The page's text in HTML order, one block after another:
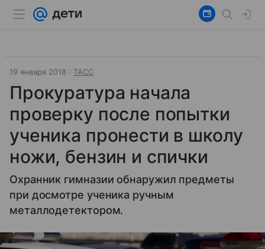
19 января 2018 ТАСС
Прокуратура начала
проверку после попытки
ученика пронести в школу
ножи, бензин и спички
Охранник гимназии обнаружил предметы
при досмотре ученика ручным
металлодетектором.